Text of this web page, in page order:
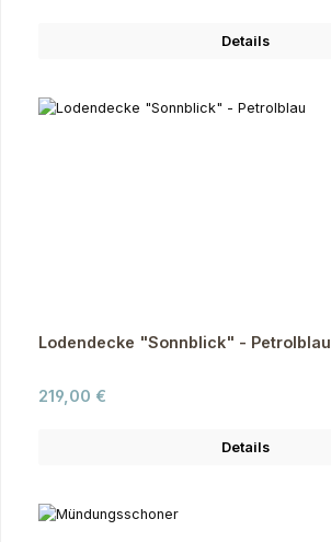
Details
Lodendecke "Sonnblick" - Petrolblau
Regulärer Preis:
219,00 €
Details